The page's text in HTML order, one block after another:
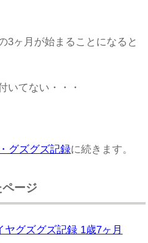
3ヶ月が始まることになると
いてない・・・
グズグズ記録に続きます。
ージ
グズグズ記録 1歳7ヶ月